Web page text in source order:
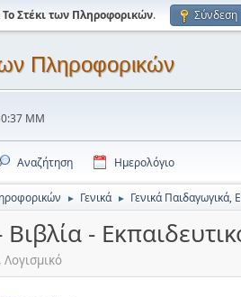
Το Στέκι των Πληροφορικών. Σύνδεση
Πληροφορικών
ΜΜ
Αναζήτηση Ημερολόγιο
► Γενικά ► Γενικά Παιδαγωγικά,
-